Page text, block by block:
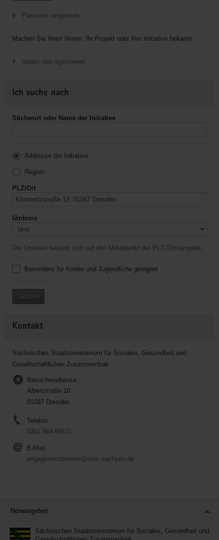
Passwort vergessen
Machen Sie Ihren Verein, Ihr Projekt oder Ihre Initiative bekannt.
Verein neu registrieren
Ich suche nach
Stichwort oder Name der Initiative
Addresse der Initiative
Region
PLZ/Ort
Umkreis
Der Umkreis bezieht sich auf den Mittelpunkt der PLZ-/Ortsangabe.
Besonders für Kinder und Jugendliche geeignet
Suchen
Kontakt
Sächsisches Staatsministerium für Soziales, Gesundheit und
Gesellschaftlichen Zusammenhalt
Besucheradresse:
Albertstraße 10
01097 Dresden
Telefon:
0351 564-58611
E-Mail
engagementboerse@sms.sachsen.de
Herausgeber
Sächsisches Staatsministerium für Soziales, Gesundheit und